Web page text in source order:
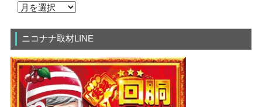
ニコナナ取材LINE